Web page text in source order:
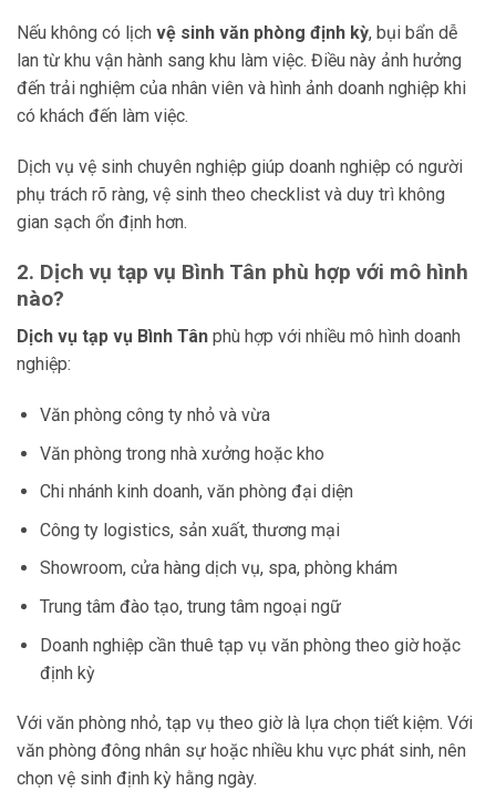
Nếu không có lịch vệ sinh văn phòng định kỳ, bụi bẩn dễ
lan từ khu vận hành sang khu làm việc. Điều này ảnh hưởng
đến trải nghiệm của nhân viên và hình ảnh doanh nghiệp khi
có khách đến làm việc.
Dịch vụ vệ sinh chuyên nghiệp giúp doanh nghiệp có người
phụ trách rõ ràng, vệ sinh theo checklist và duy trì không
gian sạch ổn định hơn.
2. Dịch vụ tạp vụ Bình Tân phù hợp với mô hình
nào?
Dịch vụ tạp vụ Bình Tân phù hợp với nhiều mô hình doanh
nghiệp:
Văn phòng công ty nhỏ và vừa
Văn phòng trong nhà xưởng hoặc kho
Chi nhánh kinh doanh, văn phòng đại diện
Công ty logistics, sản xuất, thương mại
Showroom, cửa hàng dịch vụ, spa, phòng khám
Trung tâm đào tạo, trung tâm ngoại ngữ
Doanh nghiệp cần thuê tạp vụ văn phòng theo giờ hoặc
định kỳ
Với văn phòng nhỏ, tạp vụ theo giờ là lựa chọn tiết kiệm. Với
văn phòng đông nhân sự hoặc nhiều khu vực phát sinh, nên
chọn vệ sinh định kỳ hằng ngày.